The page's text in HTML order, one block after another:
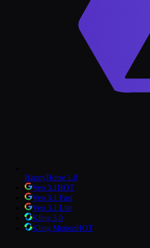
HappyHorse 1.0
Veo 3.1HOT
Veo 3.1 Fast
Veo 3.1 Lite
Kling 3.0
Kling MotionHOT